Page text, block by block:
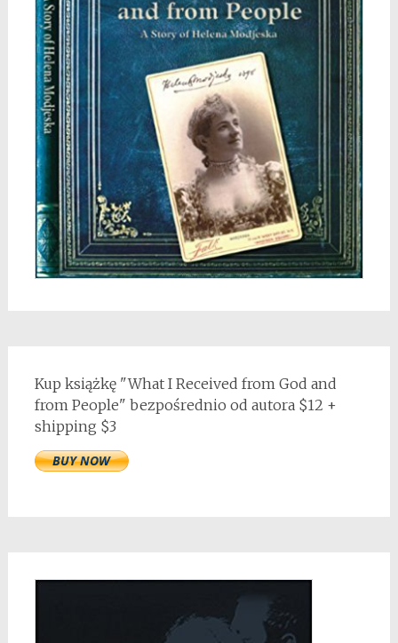
Kup książkę "What I Received from God and
from People" bezpośrednio od autora $12 +
shipping $3